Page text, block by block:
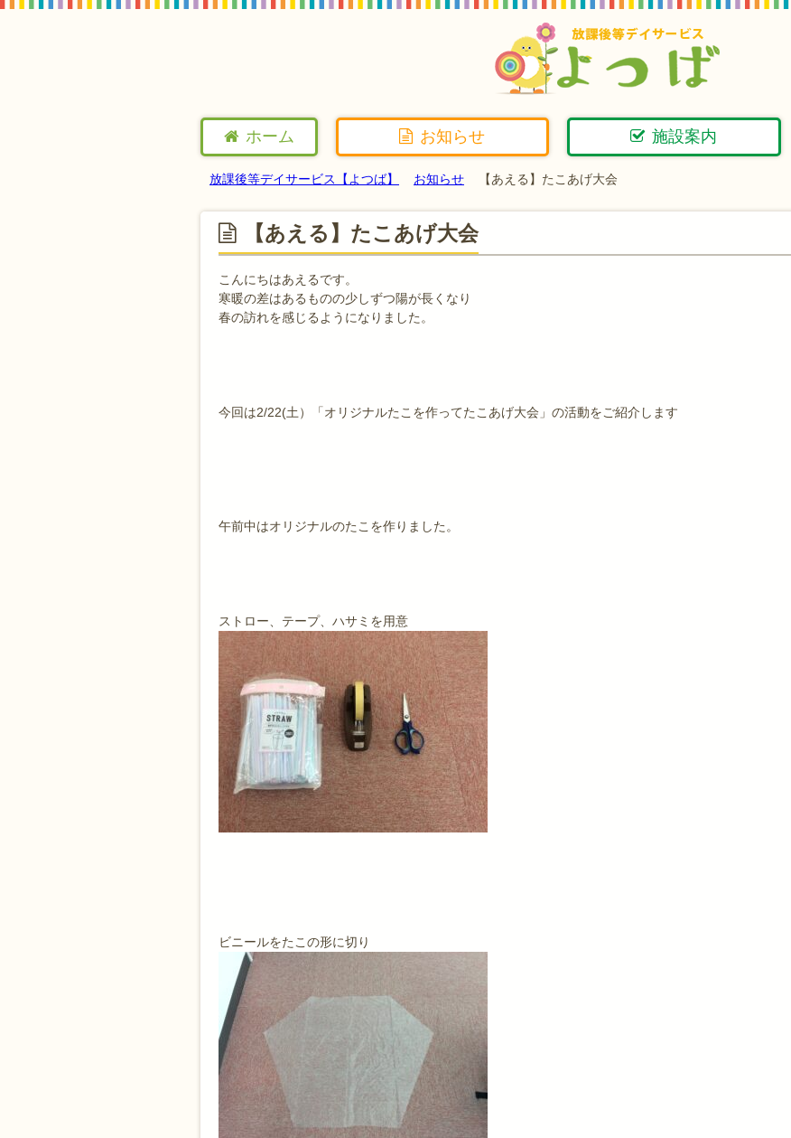
ホーム お知らせ 施設案内
放課後等デイサービス【よつば】 お知らせ 【あえる】たこあげ大会
【あえる】たこあげ大会
こんにちはあえるです。
寒暖の差はあるものの少しずつ陽が長くなり
春の訪れを感じるようになりました。
今回は2/22(土）「オリジナルたこを作ってたこあげ大会」の活動をご紹介します
午前中はオリジナルのたこを作りました。
ストロー、テープ、ハサミを用意
ビニールをたこの形に切り